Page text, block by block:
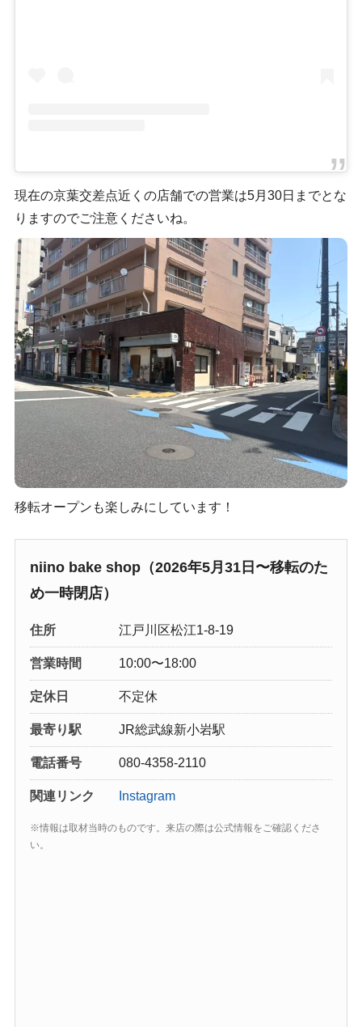
現在の京葉交差点近くの店舗での営業は5月30日までとな
りますのでご注意くださいね。
移転オープンも楽しみにしています！
niino bake shop（2026年5月31日〜移転のた
め一時閉店）
住所 江戸川区松江1-8-19
営業時間 10:00〜18:00
定休日 不定休
最寄り駅 JR総武線新小岩駅
電話番号 080-4358-2110
関連リンク Instagram
※情報は取材当時のものです。来店の際は公式情報をご確認くださ
い。